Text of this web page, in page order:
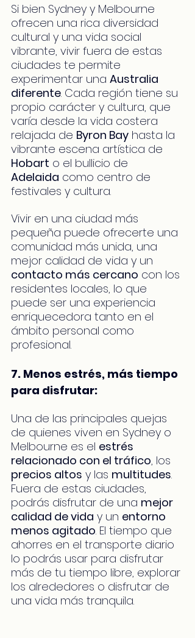
Si bien Sydney y Melbourne
ofrecen una rica diversidad
cultural y una vida social
vibrante, vivir fuera de estas
ciudades te permite
experimentar una Australia
diferente. Cada región tiene su
propio carácter y cultura, que
varía desde la vida costera
relajada de Byron Bay hasta la
vibrante escena artística de
Hobart o el bullicio de
Adelaida como centro de
festivales y cultura.
Vivir en una ciudad más
pequeña puede ofrecerte una
comunidad más unida, una
mejor calidad de vida y un
contacto más cercano con los
residentes locales, lo que
puede ser una experiencia
enriquecedora tanto en el
ámbito personal como
profesional.
7. Menos estrés, más tiempo
para disfrutar:
Una de las principales quejas
de quienes viven en Sydney o
Melbourne es el estrés
relacionado con el tráfico, los
precios altos y las multitudes.
Fuera de estas ciudades,
podrás disfrutar de una mejor
calidad de vida y un entorno
menos agitado. El tiempo que
ahorres en el transporte diario
lo podrás usar para disfrutar
más de tu tiempo libre, explorar
los alrededores o disfrutar de
una vida más tranquila.